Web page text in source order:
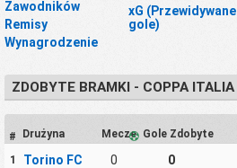
Zawodników
Remisy
Wynagrodzenie
xG (Przewidywane
gole)
ZDOBYTE BRAMKI - COPPA ITALIA
# Drużyna Mecze Gole Zdobyte
1 Torino FC 0 0